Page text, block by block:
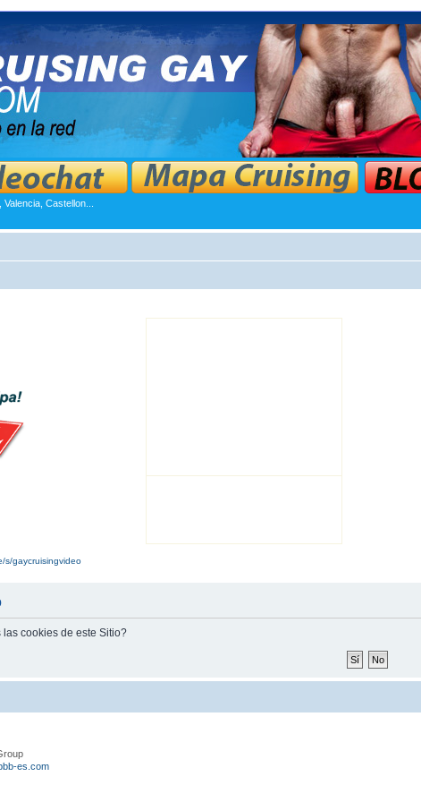
Castellon...
s/gaycruisingvideo
cookies de este Sitio?
es.com